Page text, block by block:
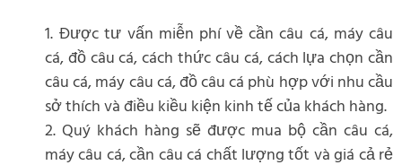
1. Được tư vấn miễn phí về cần câu cá, máy câu
cá, đồ câu cá, cách thức câu cá, cách lựa chọn cần
câu cá, máy câu cá, đồ câu cá phù hợp với nhu cầu
sở thích và điều kiều kiện kinh tế của khách hàng.
2. Quý khách hàng sẽ được mua bộ cần câu cá,
máy câu cá, cần câu cá chất lượng tốt và giá cả rẻ